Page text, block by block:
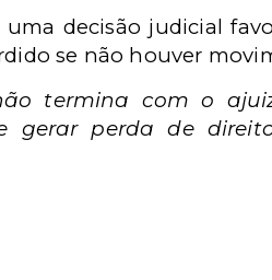
uma decisão judicial
se não houver
termina com o
gerar perda de